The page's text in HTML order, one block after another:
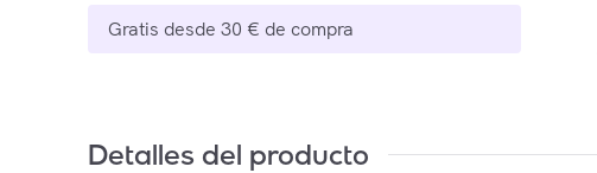
Gratis desde 30 € de compra
Detalles del producto